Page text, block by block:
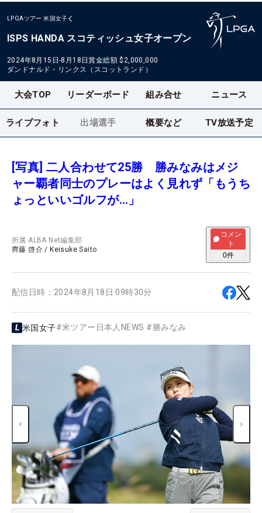
LPGAツアー 米国女子
ISPS HANDA スコティッシュ女子オープン
2024年8月15日-8月18日賞金総額 $2,000,000
ダンドナルド・リンクス（スコットランド）
大会TOP リーダーボード 組み合せ ニュース
ライブフォト 出場選手 概要など TV放送予定
[写真] 二人合わせて25勝 勝みなみはメジ
ャー覇者同士のプレーはよく見れず「もうち
ょっといいゴルフが…」
所属ALBA Net編集部
齊藤 啓介 / Keisuke Saito
コメン
ト
0件
配信日時： 2024年8月18日 09時30分
米国女子#米ツアー日本人NEWS #勝みなみ